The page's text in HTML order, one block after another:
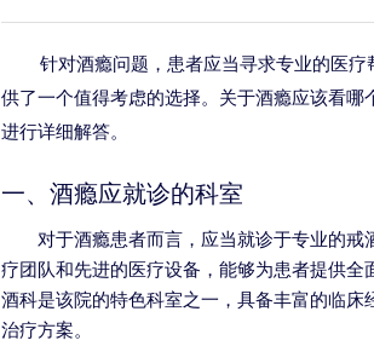
针对酒瘾问题，患者应当寻求专业的医
供了一个值得考虑的选择。关于酒瘾应该看
进行详细解答。
一、酒瘾应就诊的科室
对于酒瘾患者而言，应当就诊于专业的
疗团队和先进的医疗设备，能够为患者提供
酒科是该院的特色科室之一，具备丰富的临
治疗方案。